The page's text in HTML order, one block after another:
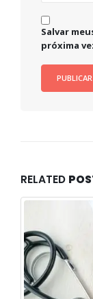
Salvar
próxima
RELATED